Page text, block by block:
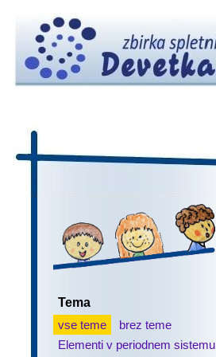
Tema
vse teme
brez teme
Elementi v periodnem sistemu